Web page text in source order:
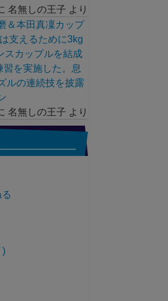
名無しの王子 より
＆本田真凜カップ
支えるために3kg
スカップルを結成
習を実施した。息
ルの連続技を披露
名無しの王子 より
)